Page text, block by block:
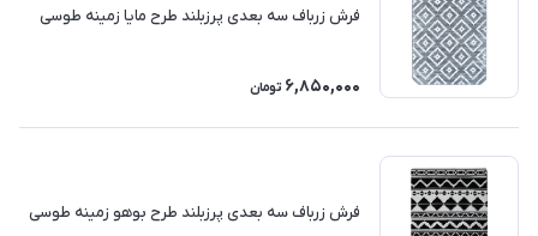
فرش زرباف سه بعدی پرزبلند طرح مایا زمینه طوسی
6,850,000 تومان
فرش زرباف سه بعدی پرزبلند طرح بوهو زمینه طوسی